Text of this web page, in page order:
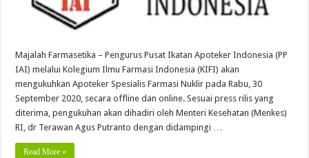
Majalah Farmasetika – Pengurus Pusat Ikatan Apoteker Indonesia (PP
IAI) melalui Kolegium Ilmu Farmasi Indonesia (KIFI) akan
mengukuhkan Apoteker Spesialis Farmasi Nuklir pada Rabu, 30
September 2020, secara offline dan online. Sesuai press rilis yang
diterima, pengukuhan akan dihadiri oleh Menteri Kesehatan (Menkes)
RI, dr Terawan Agus Putranto dengan didampingi …
Read More »